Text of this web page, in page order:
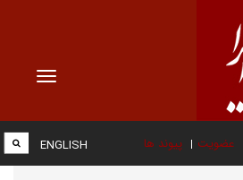
Toggle
عضویت پیوند ها ENGLISH